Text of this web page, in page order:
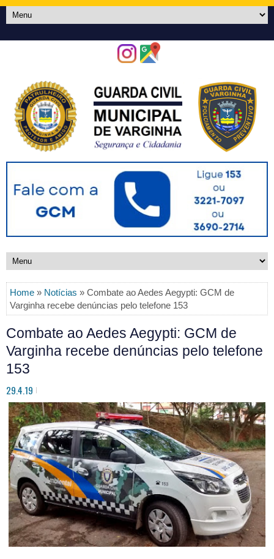
Home » Notícias » Combate ao Aedes Aegypti: GCM de
Varginha recebe denúncias pelo telefone 153
Combate ao Aedes Aegypti: GCM de
Varginha recebe denúncias pelo telefone
153
29.4.19